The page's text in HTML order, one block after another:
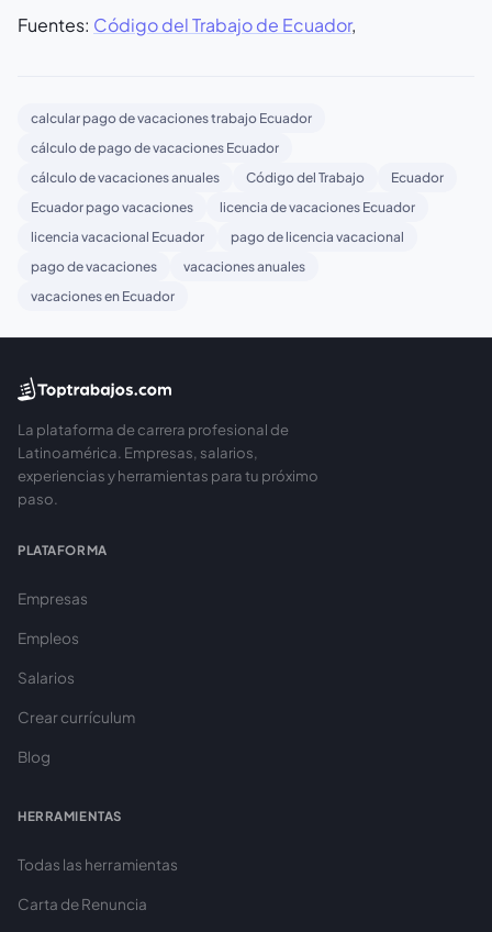
Fuentes: Código del Trabajo de Ecuador,
calcular pago de vacaciones trabajo Ecuador
cálculo de pago de vacaciones Ecuador
cálculo de vacaciones anuales
Código del Trabajo
Ecuador
Ecuador pago vacaciones
licencia de vacaciones Ecuador
licencia vacacional Ecuador
pago de licencia vacacional
pago de vacaciones
vacaciones anuales
vacaciones en Ecuador
La plataforma de carrera profesional de
Latinoamérica. Empresas, salarios,
experiencias y herramientas para tu próximo
paso.
PLATAFORMA
Empresas
Empleos
Salarios
Crear currículum
Blog
HERRAMIENTAS
Todas las herramientas
Carta de Renuncia